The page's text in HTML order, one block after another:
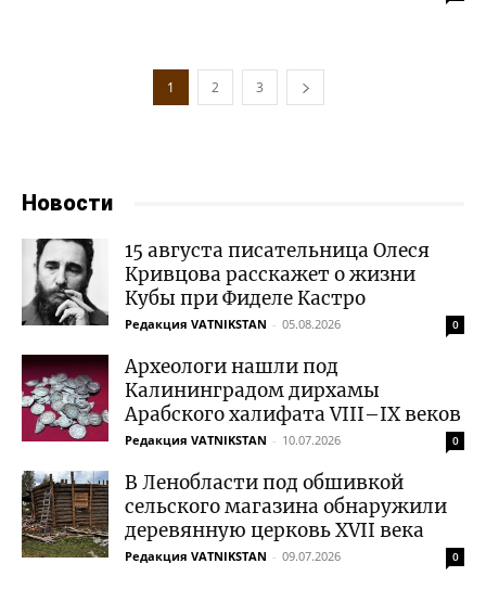
1 2 3
Новости
15 августа писательница Олеся
Кривцова расскажет о жизни
Кубы при Фиделе Кастро
Редакция VATNIKSTAN - 05.08.2026 0
Археологи нашли под
Калининградом дирхамы
Арабского халифата VIII–IX веков
Редакция VATNIKSTAN - 10.07.2026 0
В Ленобласти под обшивкой
сельского магазина обнаружили
деревянную церковь XVII века
Редакция VATNIKSTAN - 09.07.2026 0